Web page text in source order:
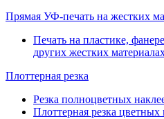
Прямая УФ-печать на жестких
Печать на пластике,
других жестких
Плоттерная резка
Резка полноцветных
Плоттерная резка